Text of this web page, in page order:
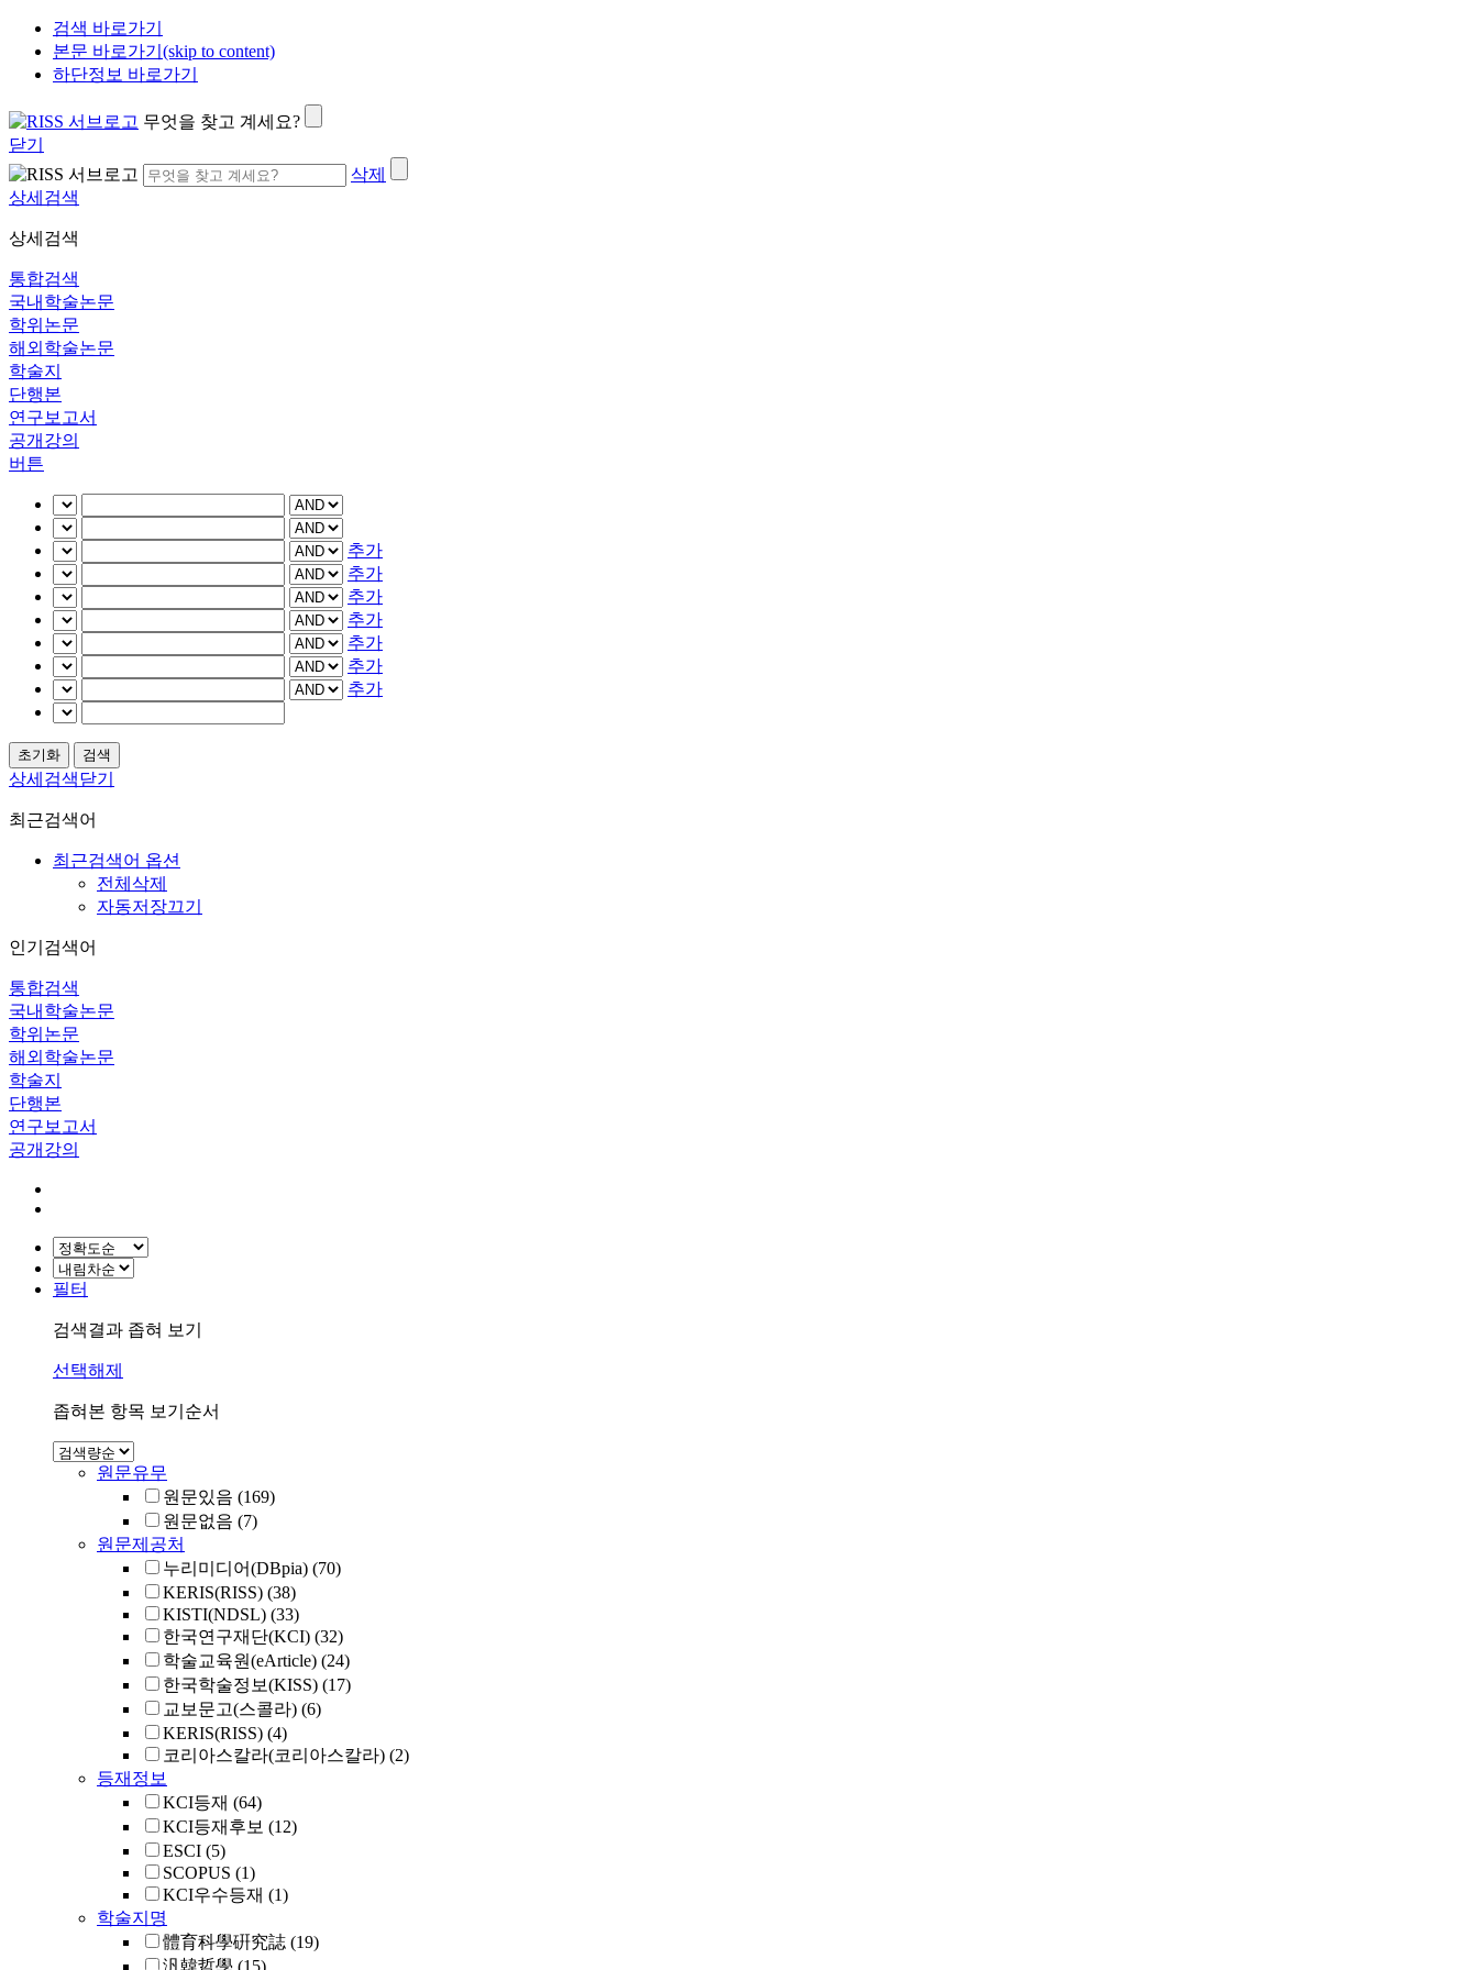
검색 바로가기
본문 바로가기(skip to content)
하단정보 바로가기
무엇을 찾고 계세요?
닫기
삭제
상세검색
상세검색
통합검색
국내학술논문
학위논문
해외학술논문
학술지
단행본
연구보고서
공개강의
버튼
추가
추가
추가
추가
추가
추가
추가
상세검색닫기
최근검색어
최근검색어 옵션
전체삭제
자동저장끄기
인기검색어
통합검색
국내학술논문
학위논문
해외학술논문
학술지
단행본
연구보고서
공개강의
필터
검색결과 좁혀 보기
선택해제
좁혀본 항목 보기순서
원문유무
원문있음 (169)
원문없음 (7)
원문제공처
누리미디어(DBpia) (70)
KERIS(RISS) (38)
KISTI(NDSL) (33)
한국연구재단(KCI) (32)
학술교육원(eArticle) (24)
한국학술정보(KISS) (17)
교보문고(스콜라) (6)
KERIS(RISS) (4)
코리아스칼라(코리아스칼라) (2)
등재정보
KCI등재 (64)
KCI등재후보 (12)
ESCI (5)
SCOPUS (1)
KCI우수등재 (1)
학술지명
體育科學硏究誌 (19)
汎韓哲學 (15)